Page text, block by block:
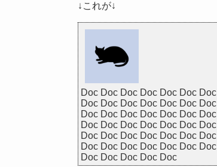
↓これが↓
Doc Doc Doc Doc Doc Doc Doc
Doc Doc Doc Doc Doc Doc Doc
Doc Doc Doc Doc Doc Doc Doc
Doc Doc Doc Doc Doc Doc Doc
Doc Doc Doc Doc Doc Doc Doc
Doc Doc Doc Doc Doc Doc Doc
Doc Doc Doc Doc Doc